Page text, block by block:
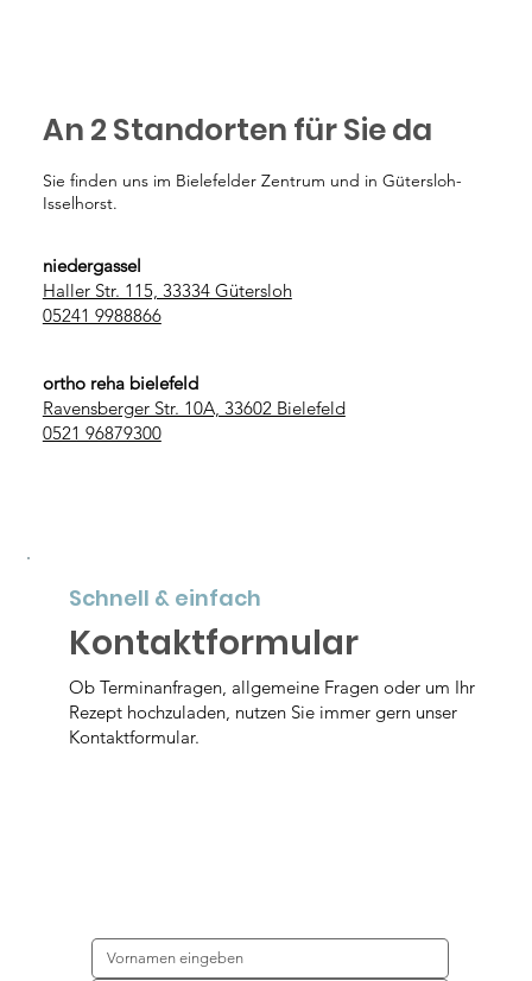
An 2 Standorten für Sie da
Sie finden uns im Bielefelder Zentrum und in Gütersloh-
Isselhorst.
ortho reha bielefeld
Ravensberger Str. 10A, 33602 Bielefeld
0521 96879300
niedergassel
Haller Str. 115, 33334 Gütersloh
05241 9988866
Schnell & einfach
Kontaktformular
Ob Terminanfragen, allgemeine Fragen oder um Ihr
Rezept hochzuladen, nutzen Sie immer gern unser
Kontaktformular.